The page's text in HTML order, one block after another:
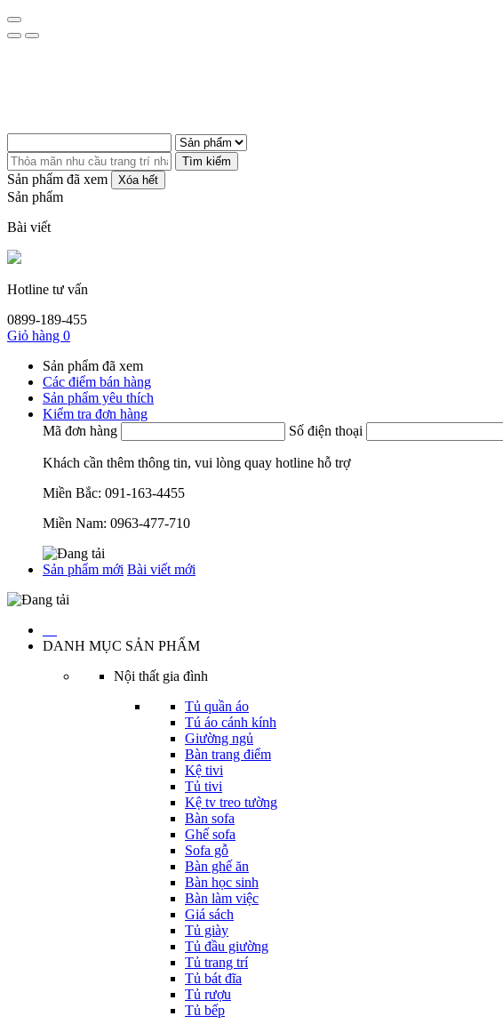
Tìm kiếm
Sản phẩm đã xem Xóa hết
Sản phẩm
Bài viết
Hotline tư vấn
0899-189-455
Giỏ hàng 0
Sản phẩm đã xem
Các điểm bán hàng
Sản phẩm yêu thích
Kiểm tra đơn hàng
Mã đơn hàng
Số điện thoại
Khách cần thêm thông tin, vui lòng quay hotline hỗ trợ
Miền Bắc: 091-163-4455
Miền Nam: 0963-477-710
Sản phẩm mới Bài viết mới
DANH MỤC SẢN PHẨM
Nội thất gia đình
Tủ quần áo
Tú áo cánh kính
Giường ngủ
Bàn trang điểm
Kệ tivi
Tủ tivi
Kệ tv treo tường
Bàn sofa
Ghế sofa
Sofa gỗ
Bàn ghế ăn
Bàn học sinh
Bàn làm việc
Giá sách
Tủ giày
Tủ đầu giường
Tủ trang trí
Tủ bát đĩa
Tủ rượu
Tủ bếp